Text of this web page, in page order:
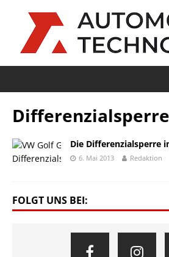
Differenzialsperre
Die Differenzialsperre
6. Mai 2013 Redaktion
FOLGT UNS BEI: